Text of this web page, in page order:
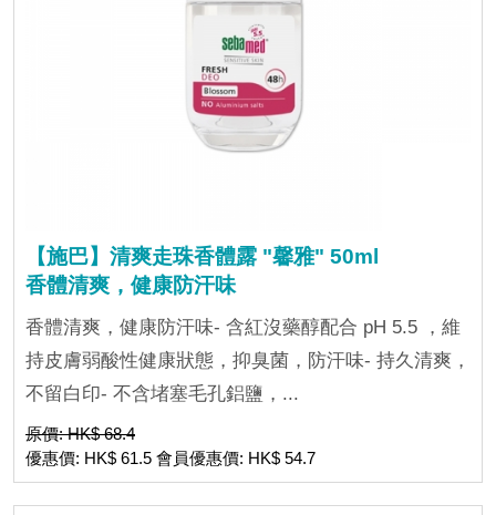
【施巴】清爽走珠香體露 "馨雅" 50ml
香體清爽，健康防汗味
香體清爽，健康防汗味- 含紅沒藥醇配合 pH 5.5 ，維
持皮膚弱酸性健康狀態，抑臭菌，防汗味- 持久清爽，
不留白印- 不含堵塞毛孔鋁鹽，...
原價: HK$ 68.4
優惠價: HK$ 61.5 會員優惠價: HK$ 54.7